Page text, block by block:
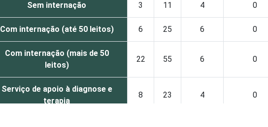
Sem internação 3 11 4 0
Com internação (até 50 leitos) 6 25 6 0
Com internação (mais de 50
leitos)
22 55 6 0
Serviço de apoio à diagnose e
terapia
8 23 4 0